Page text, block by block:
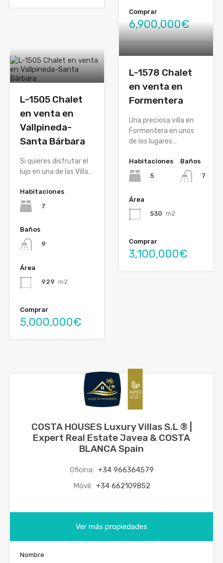
Comprar
6,900,000€
L-1505 Chalet
en venta en
Vallpineda-
Santa Bárbara
Si quieres disfrutar el
lujo en una de las Villa…
Habitaciones
7
Baños
9
Área
929 m2
Comprar
5,000,000€
L-1578 Chalet
en venta en
Formentera
Una preciosa villa en
Formentera en unos
de los lugares…
Habitaciones
5
Baños
7
Área
530 m2
Comprar
3,100,000€
COSTA HOUSES Luxury Villas S.L ® |
Expert Real Estate Javea & COSTA
BLANCA Spain
Oficina: +34 966364579
Móvil: +34 662109852
Ver más propiedades
Nombre